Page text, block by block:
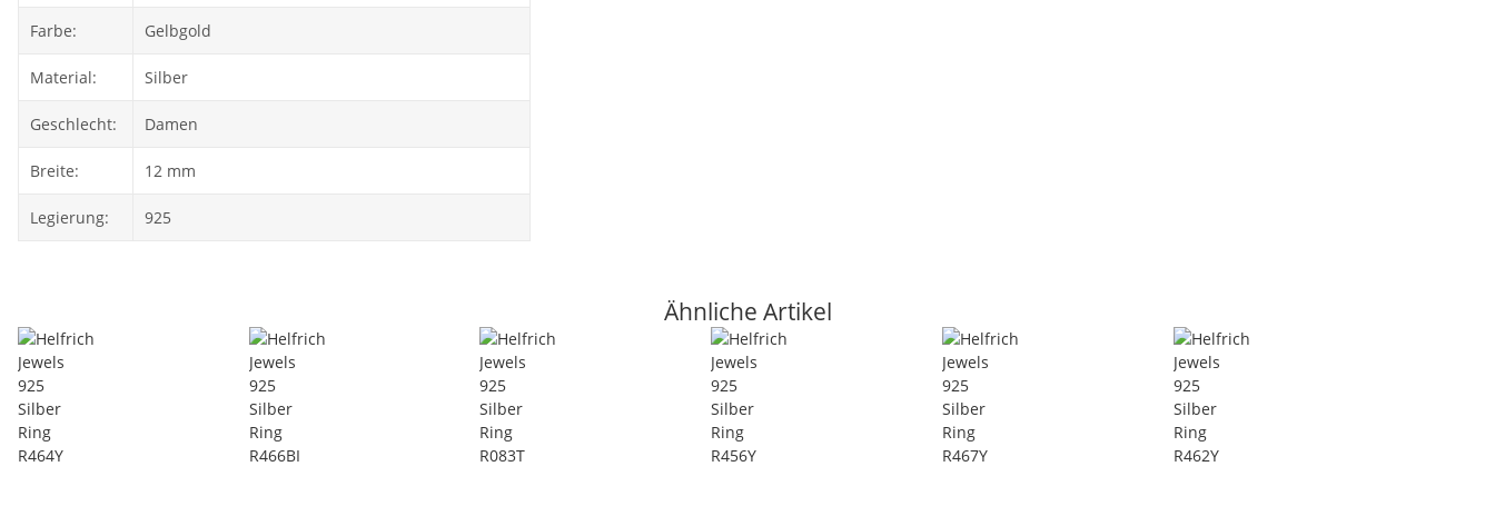
Farbe: Gelbgold
Material: Silber
Geschlecht: Damen
Breite: 12 mm
Legierung: 925
Ähnliche Artikel